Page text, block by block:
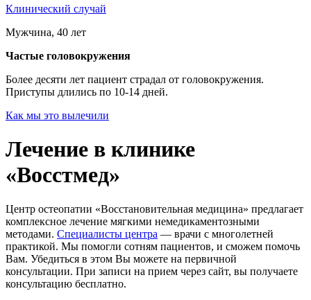
Клинический случай
Мужчина, 40 лет
Частые головокружения
Более десяти лет пациент страдал от головокружения.
Приступы длились по 10-14 дней.
Как мы это вылечили
Лечение в клинике
«Восстмед»
Центр остеопатии «Восстановительная медицина» предлагает
комплексное лечение мягкими немедикаментозными
методами. Специалисты центра — врачи с многолетней
практикой. Мы помогли сотням пациентов, и сможем помочь
Вам. Убедиться в этом Вы можете на первичной
консультации. При записи на прием через сайт, вы получаете
консультацию бесплатно.